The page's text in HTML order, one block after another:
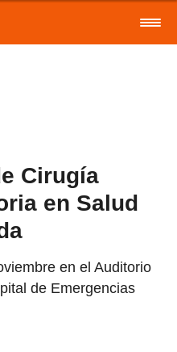
Cirugía
en Salud
en el Auditorio
de Emergencias